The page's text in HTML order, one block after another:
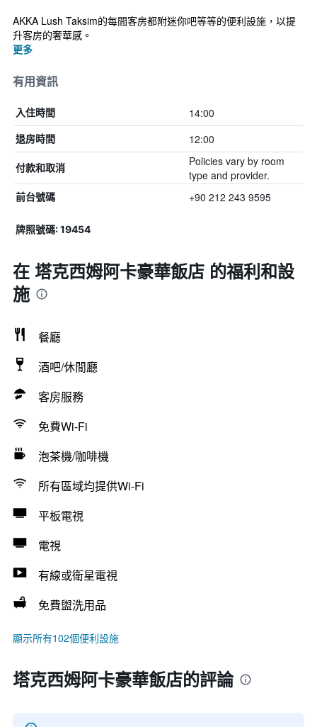
AKKA Lush Taksim的每間客房都附迷你吧等等的便利設施，以提
升客房的奢華感。
更多
有用資訊
入住時間 14:00
退房時間 12:00
付款和取消
Policies vary by room
type and provider.
前台號碼 +90 212 243 9595
牌照號碼: 19454
在 塔克西姆阿卡豪華飯店 的福利和設
施
餐廳
酒吧/休閒廳
客房服務
免費Wi-Fi
泡茶機/咖啡機
所有區域均提供Wi-Fi
平板電視
電視
有線或衛星電視
免費盥洗用品
顯示所有102個便利設施
塔克西姆阿卡豪華飯店的評論